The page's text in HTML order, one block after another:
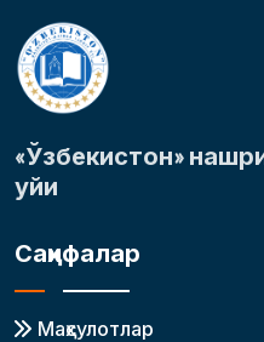
«Ўзбекистон»
уйи
Саҳифалар
Маҳсулотлар